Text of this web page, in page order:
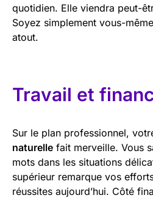
quotidien. Elle viendra peut-
Soyez simplement vous-
atout.
Travail et
Sur le plan professionnel,
naturelle fait merveille. Vous
mots dans les situations
supérieur remarque vos
réussites aujourd’hui. Côté